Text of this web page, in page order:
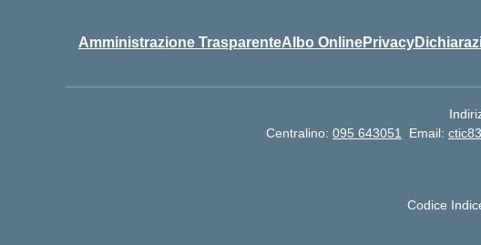
Amministrazione TrasparenteAlbo OnlinePrivacy
Centralino: 095 643051 Email:
Codice